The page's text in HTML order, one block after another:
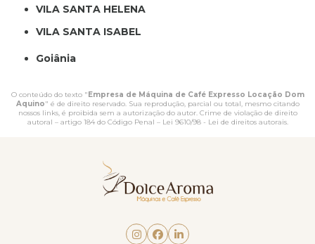
VILA SANTA HELENA
VILA SANTA ISABEL
Goiânia
O conteúdo do texto " Empresa de Máquina de Café Expresso Locação Dom
Aquino" é de direito reservado. Sua reprodução, parcial ou total, mesmo citando
nossos links, é proibida sem a autorização do autor. Crime de violação de direito
autoral – artigo 184 do Código Penal – Lei 9610/98 - Lei de direitos autorais.